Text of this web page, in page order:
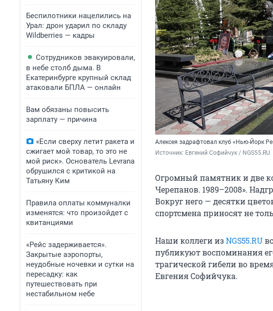
Беспилотники нацелились на
Урал: дрон ударил по складу
Wildberries — кадры
Сотрудников эвакуировали,
в небе столб дыма. В
Екатеринбурге крупный склад
атаковали БПЛА — онлайн
Вам обязаны повысить
зарплату — причина
«Если сверху летит ракета и
сжигает мой товар, то это не
мой риск». Основатель Levrana
обрушился с критикой на
Татьяну Ким
Правила оплаты коммуналки
изменятся: что произойдет с
квитанциями
«Рейс задерживается».
Закрытые аэропорты,
неудобные ночевки и сутки на
пересадку: как
путешествовать при
нестабильном небе
Алексея задрафтовал клуб «Нью-Йорк
Источник: Евгений Софийчук / NGS55.RU
Огромный памятник и две
Черепанов. 1989–2008».
Вокруг него — десятки
спортсмена приносят не
Наши коллеги изNGS55.RU
публикуют воспоминания
трагической гибели во
Евгения Софийчука.